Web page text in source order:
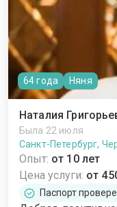
64 года Няня
Наталия
Была 22 июля
Санкт-Петербург,
Опыт: от 10 лет
Цена услуги: от
Паспорт